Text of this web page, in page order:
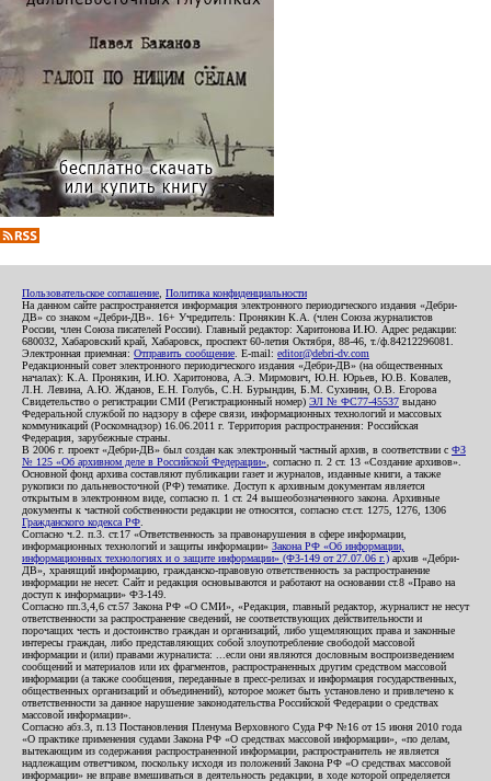
Пользовательское соглашение Политика конфиденциальности
На данном сайте распространяется информация электронного периодического издания «Дебри-
ДВ» со знаком «Дебри-ДВ». 16+ Учредитель: Пронякин К.А. (член Союза журналистов
России, член Союза писателей России). Главный редактор: Харитонова И.Ю. Адрес редакции:
680032, Хабаровский край, Хабаровск, проспект 60-летия Октября, 88-46, т./ф.84212296081.
Электронная приемная: Отправить сообщение . E-mail: editor@debri-dv.com
Редакционный совет электронного периодического издания «Дебри-ДВ» (на общественных
началах): К.А. Пронякин, И.Ю. Харитонова, А.Э. Мирмович, Ю.Н. Юрьев, Ю.В. Ковалев,
Л.Н. Левина, А.Ю. Жданов, Е.Н. Голубь, С.Н. Бурындин, Б.М. Сухинин, О.В. Егорова
Свидетельство о регистрации СМИ (Регистрационный номер) ЭЛ № ФС77-45537 выдано
Федеральной службой по надзору в сфере связи, информационных технологий и массовых
коммуникаций (Роскомнадзор) 16.06.2011 г. Территория распространения: Российская
Федерация, зарубежные страны.
В 2006 г. проект «Дебри-ДВ» был создан как электронный частный архив, в соответствии с ФЗ
№ 125 «Об архивном деле в Российской Федерации» , согласно п. 2 ст. 13 «Создание архивов».
Основной фонд архива составляют публикации газет и журналов, изданные книги, а также
рукописи по дальневосточной (РФ) тематике. Доступ к архивным документам является
открытым в электронном виде, согласно п. 1 ст. 24 вышеобозначенного закона. Архивные
документы к частной собственности редакции не относятся, согласно ст.ст. 1275, 1276, 1306
Гражданского кодекса РФ
Согласно ч.2. п.3. ст.17 «Ответственность за правонарушения в сфере информации,
информационных технологий и защиты информации» Закона РФ «Об информации,
информационных технологиях и о защите информации» (ФЗ-149 от 27.07.06 г.) архив «Дебри-
ДВ», хранящий информацию, гражданско-правовую ответственность за распространение
информации не несет. Сайт и редакция основываются и работают на основании ст.8 «Право на
доступ к информации» ФЗ-149.
Согласно пп.3,4,6 ст.57 Закона РФ «О СМИ», «Редакция, главный редактор, журналист не несут
ответственности за распространение сведений, не соответствующих действительности и
порочащих честь и достоинство граждан и организаций, либо ущемляющих права и законные
интересы граждан, либо представляющих собой злоупотребление свободой массовой
информации и (или) правами журналиста: ...если они являются дословным воспроизведением
сообщений и материалов или их фрагментов, распространенных другим средством массовой
информации (а также сообщения, переданные в пресс-релизах и информация государственных,
общественных организаций и объединений), которое может быть установлено и привлечено к
ответственности за данное нарушение законодательства Российской Федерации о средствах
массовой информации».
Согласно абз.3, п.13 Постановления Пленума Верховного Суда РФ №16 от 15 июня 2010 года
«О практике применения судами Закона РФ «О средствах массовой информации», «по делам,
вытекающим из содержания распространенной информации, распространитель не является
надлежащим ответчиком, поскольку исходя из положений Закона РФ «О средствах массовой
информации» не вправе вмешиваться в деятельность редакции, в ходе которой определяется